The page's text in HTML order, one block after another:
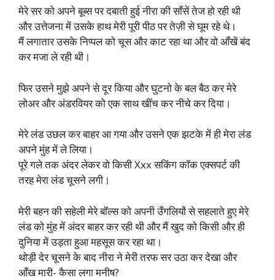
मेरे सर को अपने बूब्स पर दबाती हुई नीरा की साँसें तेज हो रही थी
और उत्तेजना में उसके हाथ मेरी पूरी पीठ पर तेज़ी से घूम रहे थे।
मैं लगातार उसके निप्पल को चूस और काट रहा था और वो आँखें बंद
कर मजा ले रही थी।
फिर उसने मुझे अपने से दूर किया और घुटनो के बल बैठ कर मेरे
लोअर और अंडरवियर को एक साथ खींच कर नीचे कर दिया।
मेरे लंड उछल कर बाहर आ गया और उसने एक झटके में ही मेरा लंड
अपने मुंह में ले लिया।
पूरे गले तक अंदर लेकर वो किसी Xxx सकिंग कॉक एक्सपर्ट की
तरह मेरा लंड चूसने लगी।
मेरी बहन की सहेली मेरे बॉल्स को अपनी उँगलियों से सहलाते हुए मेरे
लंड को मुंह में अंदर बाहर कर रही थी और मैं खुद को किसी और ही
दुनिया में उड़ता हुआ महसूस कर रहा था।
थोड़ी देर चूसने के बाद नीरा ने मेरी तरफ सर उठा कर देखा और
आँख मारी- कैसा लगा मनीष?